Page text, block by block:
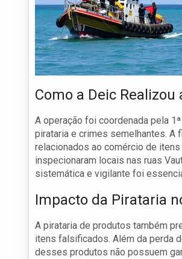
Como a Deic Realizou
A operação foi coordenada pela
pirataria e crimes semelhantes. A
relacionados ao comércio de
inspecionaram locais nas ruas
sistemática e vigilante foi
Impacto da Pirataria
A pirataria de produtos também
itens falsificados. Além da perda
desses produtos não possuem